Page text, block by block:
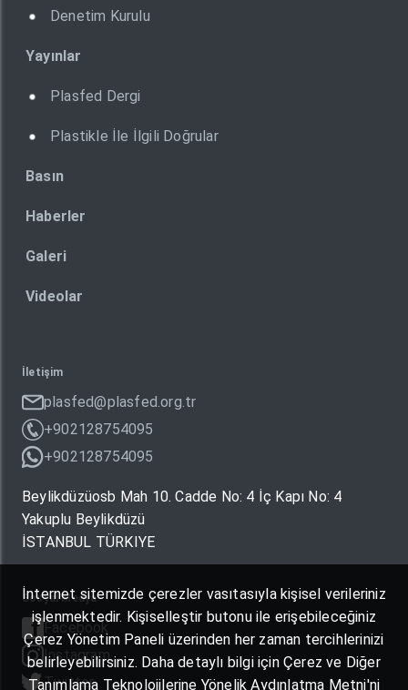
Denetim Kurulu
Yayınlar
Plasfed Dergi
Plastikle İle İlgili Doğrular
Basın
Haberler
Galeri
Videolar
İletişim
plasfed@plasfed.org.tr
+902128754095
+902128754095
Beylikdüzüosb Mah 10. Cadde No: 4 İç Kapı No: 4
Yakuplu Beylikdüzü
İSTANBUL TÜRKIYE
Sosyal Medya
Facebook
Instagram
Twitter
İnternet sitemizde çerezler vasıtasıyla kişisel verileriniz
işlenmektedir. Kişiselleştir butonu ile erişebileceğiniz
Çerez Yönetim Paneli üzerinden her zaman tercihlerinizi
belirleyebilirsiniz. Daha detaylı bilgi için Çerez ve Diğer
Tanımlama Teknolojilerine Yönelik Aydınlatma Metni'ni